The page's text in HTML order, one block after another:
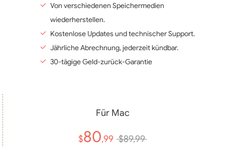
Von verschiedenen Speichermedien
wiederherstellen.
Kostenlose Updates und technischer Support.
Jährliche Abrechnung, jederzeit kündbar.
30-tägige Geld-zurück-Garantie
Für Mac
$80,99 $89,99